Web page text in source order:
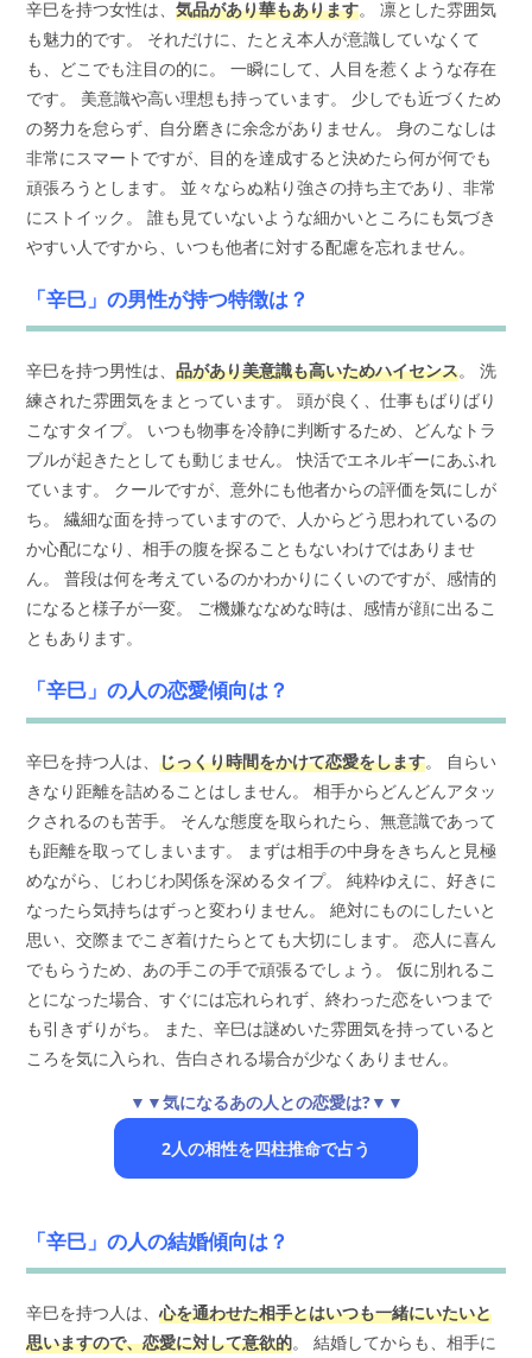
辛巳を持つ女性は、気品があり華もあります。 凛とした雰囲気
も魅力的です。 それだけに、たとえ本人が意識していなくて
も、どこでも注目の的に。 一瞬にして、人目を惹くような存在
です。 美意識や高い理想も持っています。 少しでも近づくため
の努力を怠らず、自分磨きに余念がありません。 身のこなしは
非常にスマートですが、目的を達成すると決めたら何が何でも
頑張ろうとします。 並々ならぬ粘り強さの持ち主であり、非常
にストイック。 誰も見ていないような細かいところにも気づき
やすい人ですから、いつも他者に対する配慮を忘れません。
「辛巳」の男性が持つ特徴は？
辛巳を持つ男性は、品があり美意識も高いためハイセンス。 洗
練された雰囲気をまとっています。 頭が良く、仕事もばりばり
こなすタイプ。 いつも物事を冷静に判断するため、どんなトラ
ブルが起きたとしても動じません。 快活でエネルギーにあふれ
ています。 クールですが、意外にも他者からの評価を気にしが
ち。 繊細な面を持っていますので、人からどう思われているの
か心配になり、相手の腹を探ることもないわけではありませ
ん。 普段は何を考えているのかわかりにくいのですが、感情的
になると様子が一変。 ご機嫌ななめな時は、感情が顔に出るこ
ともあります。
「辛巳」の人の恋愛傾向は？
辛巳を持つ人は、じっくり時間をかけて恋愛をします。 自らい
きなり距離を詰めることはしません。 相手からどんどんアタッ
クされるのも苦手。 そんな態度を取られたら、無意識であって
も距離を取ってしまいます。 まずは相手の中身をきちんと見極
めながら、じわじわ関係を深めるタイプ。 純粋ゆえに、好きに
なったら気持ちはずっと変わりません。 絶対にものにしたいと
思い、交際までこぎ着けたらとても大切にします。 恋人に喜ん
でもらうため、あの手この手で頑張るでしょう。 仮に別れるこ
とになった場合、すぐには忘れられず、終わった恋をいつまで
も引きずりがち。 また、辛巳は謎めいた雰囲気を持っていると
ころを気に入られ、告白される場合が少なくありません。
▼▼気になるあの人との恋愛は?▼▼
2人の相性を四柱推命で占う
「辛巳」の人の結婚傾向は？
辛巳を持つ人は、心を通わせた相手とはいつも一緒にいたいと
思いますので、恋愛に対して意欲的。 結婚してからも、相手に